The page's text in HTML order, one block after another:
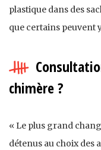
plastique dans des
que certains peuvent
chimère ?
« Le plus grand
détenus au choix des